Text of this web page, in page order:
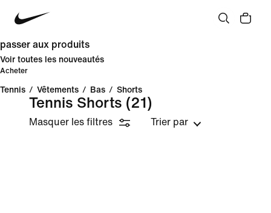
passer aux produits
Voir toutes les nouveautés
Acheter
Tennis / Vêtements / Bas / Shorts
Tennis Shorts (21)
Masquer les filtres Trier par